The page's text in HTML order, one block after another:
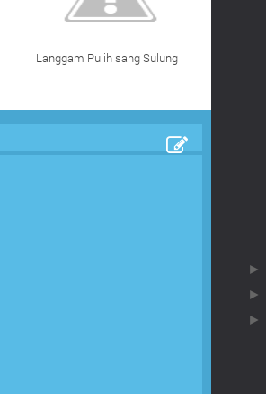
Langgam Pulih sang Sulung
►
►
►